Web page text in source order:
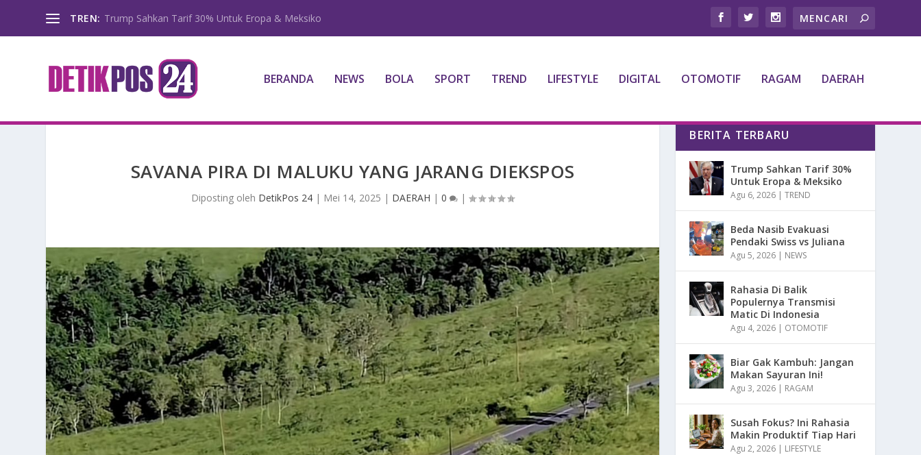
TREN: Trump Sahkan Tarif 30% Untuk Eropa & Meksiko
BERANDA NEWS BOLA SPORT TREND LIFESTYLE DIGITAL OTOMOTIF RAGAM DAERAH
SAVANA PIRA DI MALUKU YANG JARANG DIEKSPOS
Diposting oleh DetikPos 24 | Mei 14, 2025 | DAERAH |0 |
BERITA TERBARU
Trump Sahkan Tarif 30%
Untuk Eropa & Meksiko
Agu 6, 2026 |TREND
Beda Nasib Evakuasi
Pendaki Swiss vs Juliana
Agu 5, 2026 | NEWS
Rahasia Di Balik
Populernya Transmisi
Matic Di Indonesia
Agu 4, 2026 | OTOMOTIF
Biar Gak Kambuh: Jangan
Makan Sayuran Ini!
Agu 3, 2026 | RAGAM
Susah Fokus? Ini Rahasia
Makin Produktif Tiap Hari
Agu 2, 2026 | LIFESTYLE